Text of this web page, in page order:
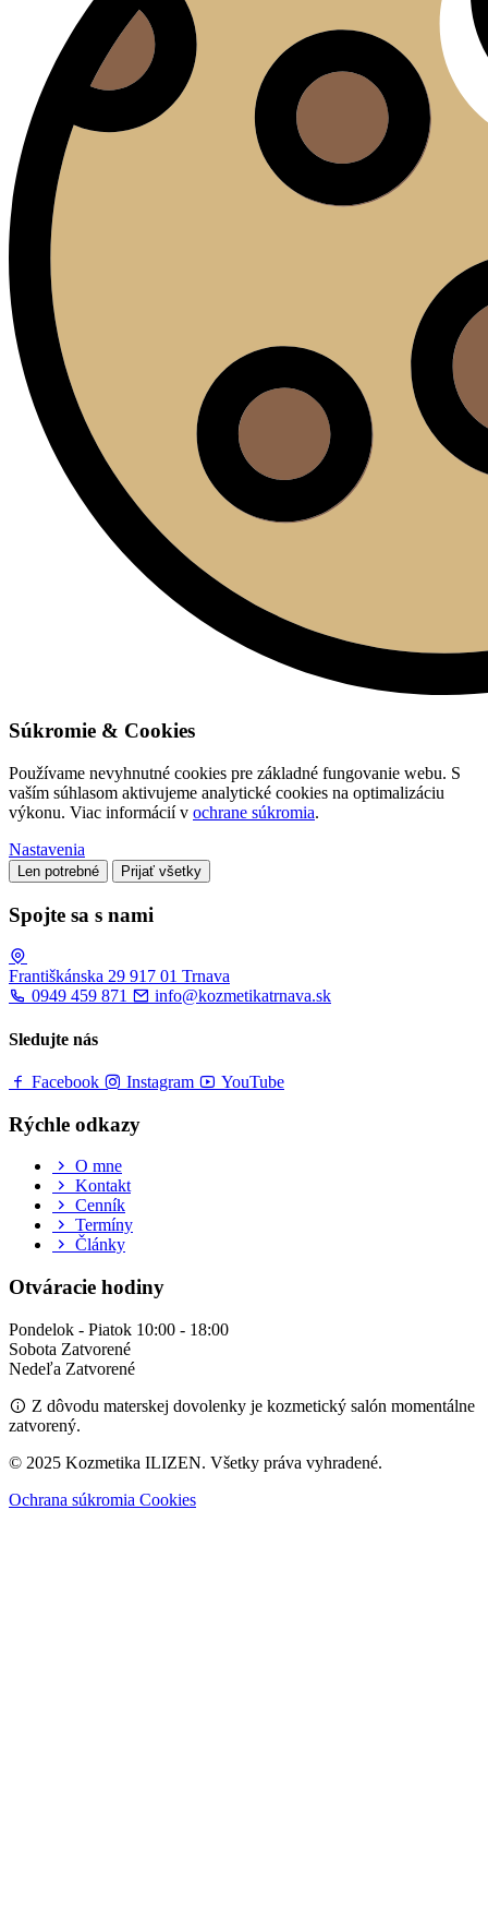
Súkromie & Cookies
Používame nevyhnutné cookies pre základné fungovanie webu. S
vaším súhlasom aktivujeme analytické cookies na optimalizáciu
výkonu. Viac informácií v ochrane súkromia.
Nastavenia
Len potrebné Prijať všetky
Spojte sa s nami
Františkánska 29 917 01 Trnava
0949 459 871
info@kozmetikatrnava.sk
Sledujte nás
Facebook Instagram YouTube
Rýchle odkazy
O mne
Kontakt
Cenník
Termíny
Články
Otváracie hodiny
Pondelok - Piatok 10:00 - 18:00
Sobota Zatvorené
Nedeľa Zatvorené
Z dôvodu materskej dovolenky je kozmetický salón momentálne
zatvorený.
© 2025 Kozmetika ILIZEN. Všetky práva vyhradené.
Ochrana súkromia Cookies